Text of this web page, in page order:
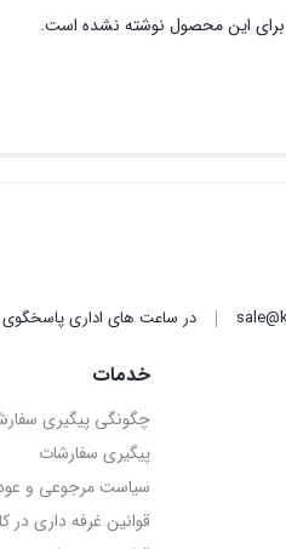
این محصول نوشته نشده است.
در ساعت های اداری
خدمات
چگونگی پیگیری
پیگیری سفارشات
سیاست مرجوعی و
قوانین غرفه داری در